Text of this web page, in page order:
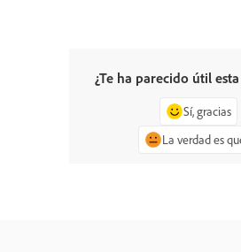
¿Te ha parecido útil
Sí, gracias
La verdad es